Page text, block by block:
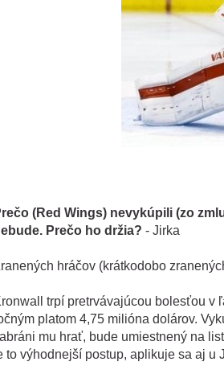
(Red Wings) nevykúpili (zo
Prečo ho držia? - Jirka
hráčov (krátkodobo
trpí pretrvávajúcou bolesťou v
platom 4,75 milióna dolárov.
mu hrať, bude umiestnený na
to výhodnejší postup, aplikuje sa aj u